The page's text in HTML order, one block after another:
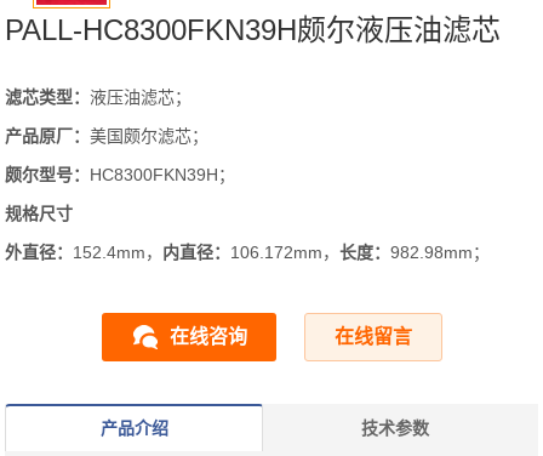
PALL-HC8300FKN39H颇尔液压油滤芯
滤芯类型：液压油滤芯；
产品原厂：美国颇尔滤芯；
颇尔型号： HC8300FKN39H；
规格尺寸
外直径： 152.4mm， 内直径： 106.172mm，长度：982.98mm；
在线咨询 在线留言
产品介绍 技术参数